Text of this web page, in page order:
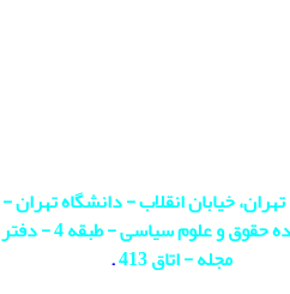
خیابان انقلاب - دانشگاه تهران -
دانشکده حقوق و علوم سیاسی - طبقه 4 - دفتر
مجله - اتاق 413
.